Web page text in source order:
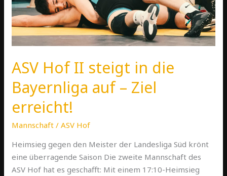
ASV Hof II steigt in die
Bayernliga auf – Ziel
erreicht!
Mannschaft /ASV Hof
Heimsieg gegen den Meister der Landesliga Süd krönt
eine überragende Saison Die zweite Mannschaft des
ASV Hof hat es geschafft: Mit einem 17:10-Heimsieg